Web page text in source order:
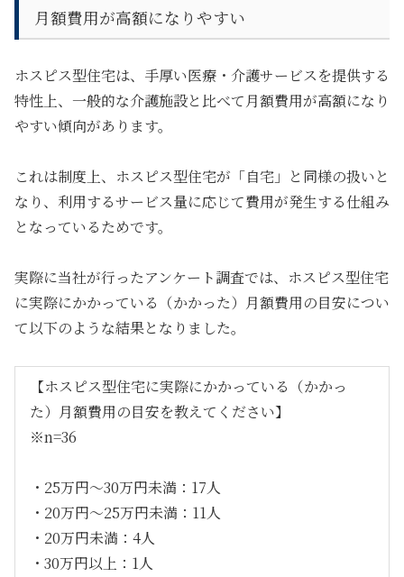
月額費用が高額になりやすい
ホスピス型住宅は、手厚い医療・介護サービスを提供する
特性上、一般的な介護施設と比べて月額費用が高額になり
やすい傾向があります。
これは制度上、ホスピス型住宅が「自宅」と同様の扱いと
なり、利用するサービス量に応じて費用が発生する仕組み
となっているためです。
実際に当社が行ったアンケート調査では、ホスピス型住宅
に実際にかかっている（かかった）月額費用の目安につい
て以下のような結果となりました。
【ホスピス型住宅に実際にかかっている（かかっ
た）月額費用の目安を教えてください】
※n=36
・25万円〜30万円未満：17人
・20万円〜25万円未満：11人
・20万円未満：4人
・30万円以上：1人